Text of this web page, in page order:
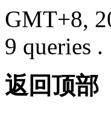
GMT+8,
9 queries .
返回顶部